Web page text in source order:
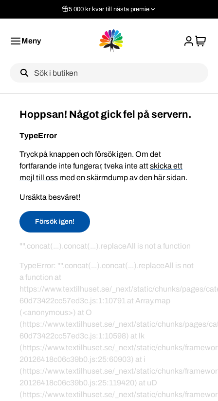
5 000 kr kvar till nästa premie
Meny
Label
Hoppsan! Något gick fel på servern.
TypeError
Tryck på knappen och försök igen. Om det
fortfarande inte fungerar, tveka inte attskicka ett
mejl till oss med en skärmdump av den här sidan.
Ursäkta besväret!
Försök igen!
"".concat(...).concat(...).replaceAll is not a function
TypeError: "".concat(...).concat(...).replaceAll is not
a function at
https://www.textilhuset.se/_next/static/chunks/pages/
60d73422cc57ed3c.js:1:10791 at Array.map
(<anonymous>) at O
(https://www.textilhuset.se/_next/static/chunks/pages/
60d73422cc57ed3c.js:1:10598) at lk
(https://www.textilhuset.se/_next/static/chunks/
20126418c06c39b0.js:25:60903) at i
(https://www.textilhuset.se/_next/static/chunks/
20126418c06c39b0.js:25:119420) at uD
(https://www.textilhuset.se/_next/static/chunks/